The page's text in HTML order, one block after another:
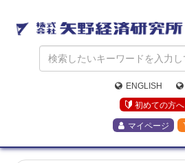
矢
野
経
済
研
究
所
ENGLISH
初めての方へ
マイページ